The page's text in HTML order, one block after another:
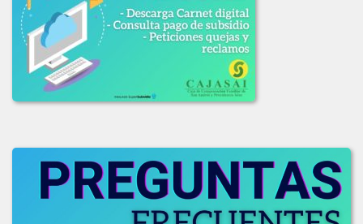
ADJUDICACION_LICITACION_001-2019.pdf
COMUNICADO_ADJUDICACION_LIC_003-2019.pdf
COMUNICADO_LIC_002_2019.pdf
INFO_EVALUACION_COMITE_COMPRAS_LIC_002-2019.pdf
INFO_EVAL_COMITE_COMPRAS_LIC_001_2019.pdf